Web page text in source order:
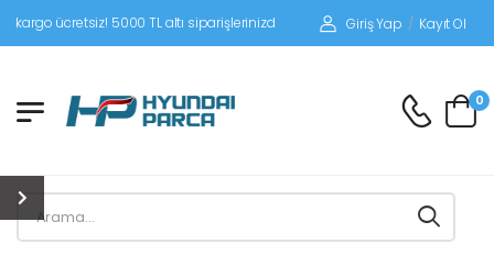
5000 TL altı siparişlerinizde siparişleriniz alıcı ödemeli gönderilir.
Giriş Yap / Kayıt Ol
0